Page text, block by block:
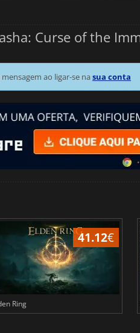
Curse of the
ao ligar-se nasua conta
41.12€
Ring